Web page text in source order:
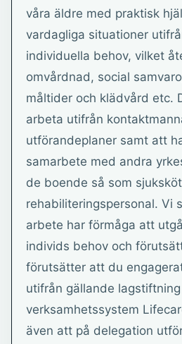
våra äldre med praktisk
vardagliga situationer
individuella behov, vilket
omvårdnad, social
måltider och klädvård etc.
arbeta utifrån
utförandeplaner samt att
samarbete med andra
de boende så som
rehabiliteringspersonal. Vi
arbete har förmåga att
individs behov och
förutsätter att du
utifrån gällande
verksamhetssystem
även att på delegation